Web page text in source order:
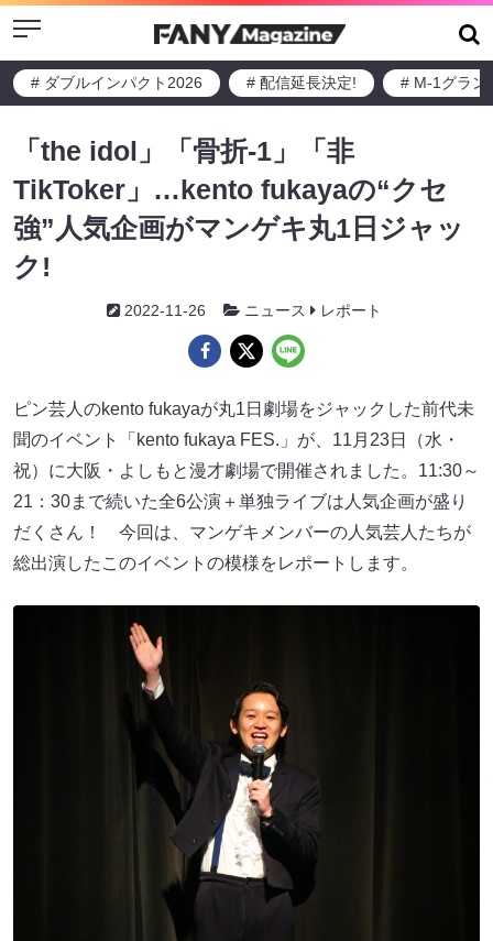
Menu
# ダブルインパクト2026 # 配信延長決定! # M-1グラン
「the idol」「骨折-1」「非
TikToker」…kento fukayaの“クセ
強”人気企画がマンゲキ丸1日ジャッ
ク!
2022-11-26 ニュース レポート
ピン芸人のkento fukayaが丸1日劇場をジャックした前代未
聞のイベント「kento fukaya FES.」が、11月23日（水・
祝）に大阪・よしもと漫才劇場で開催されました。11:30～
21：30まで続いた全6公演＋単独ライブは人気企画が盛り
だくさん！ 今回は、マンゲキメンバーの人気芸人たちが
総出演したこのイベントの模様をレポートします。